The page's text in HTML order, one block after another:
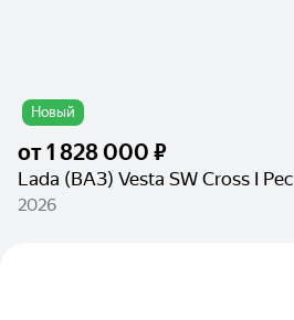
Новый
от1 828 000 ₽
Lada (ВАЗ) Vesta SW Cross I
2026